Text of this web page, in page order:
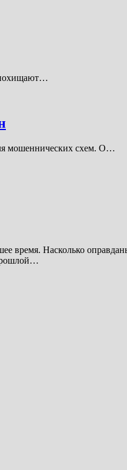
похищают…
мошеннических схем. О…
время. Насколько